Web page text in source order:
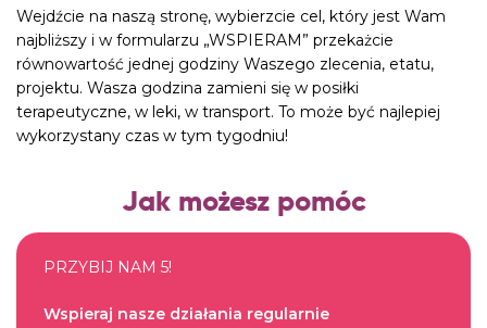
Wejdźcie na naszą stronę, wybierzcie cel, który jest Wam
najbliższy i w formularzu „WSPIERAM” przekażcie
równowartość jednej godziny Waszego zlecenia, etatu,
projektu. Wasza godzina zamieni się w posiłki
terapeutyczne, w leki, w transport. To może być najlepiej
wykorzystany czas w tym tygodniu!
Jak możesz pomóc
PRZYBIJ NAM 5!
Wspieraj nasze działania regularnie